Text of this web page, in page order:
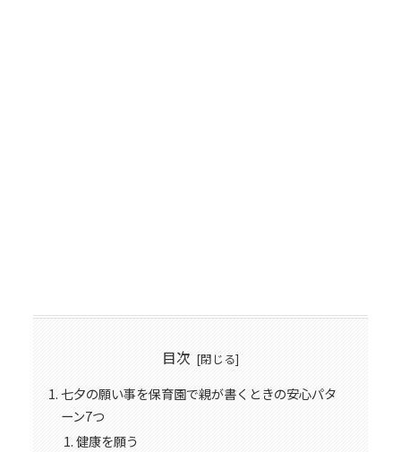
目次
七夕の願い事を保育園で親が書くときの安心パタ
ーン7つ
健康を願う